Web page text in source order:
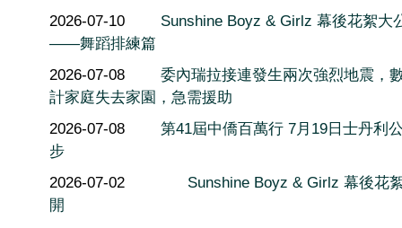
2026-07-10
Sunshine Boyz & Girlz 幕後花絮大
——舞蹈排練篇
2026-07-08
委內瑞拉接連發生兩次強烈地震，
計家庭失去家園，急需援助
2026-07-08
第41屆中僑百萬行 7月19日士丹利
步
2026-07-02
Sunshine Boyz & Girlz 幕後花
開